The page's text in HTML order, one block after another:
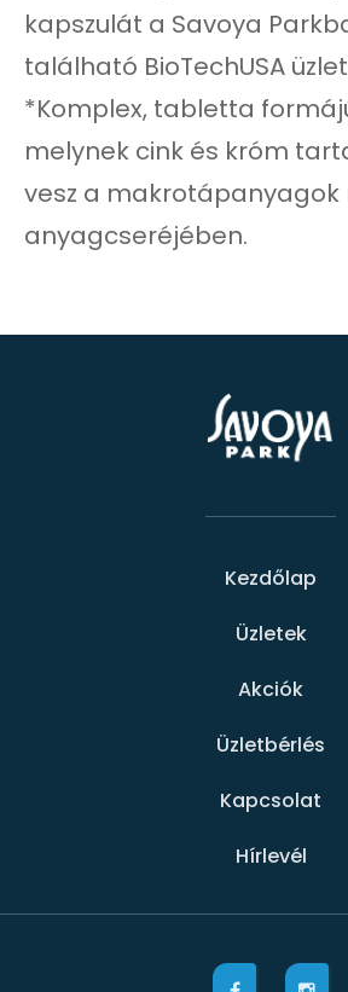
kapszulát a Savoya
található BioTechUSA
*Komplex, tabletta
melynek cink és króm
vesz a makrotápanyagok
anyagcseréjében.
Kezdőlap
Üzletek
Akciók
Üzletbérlés
Kapcsolat
Hírlevél